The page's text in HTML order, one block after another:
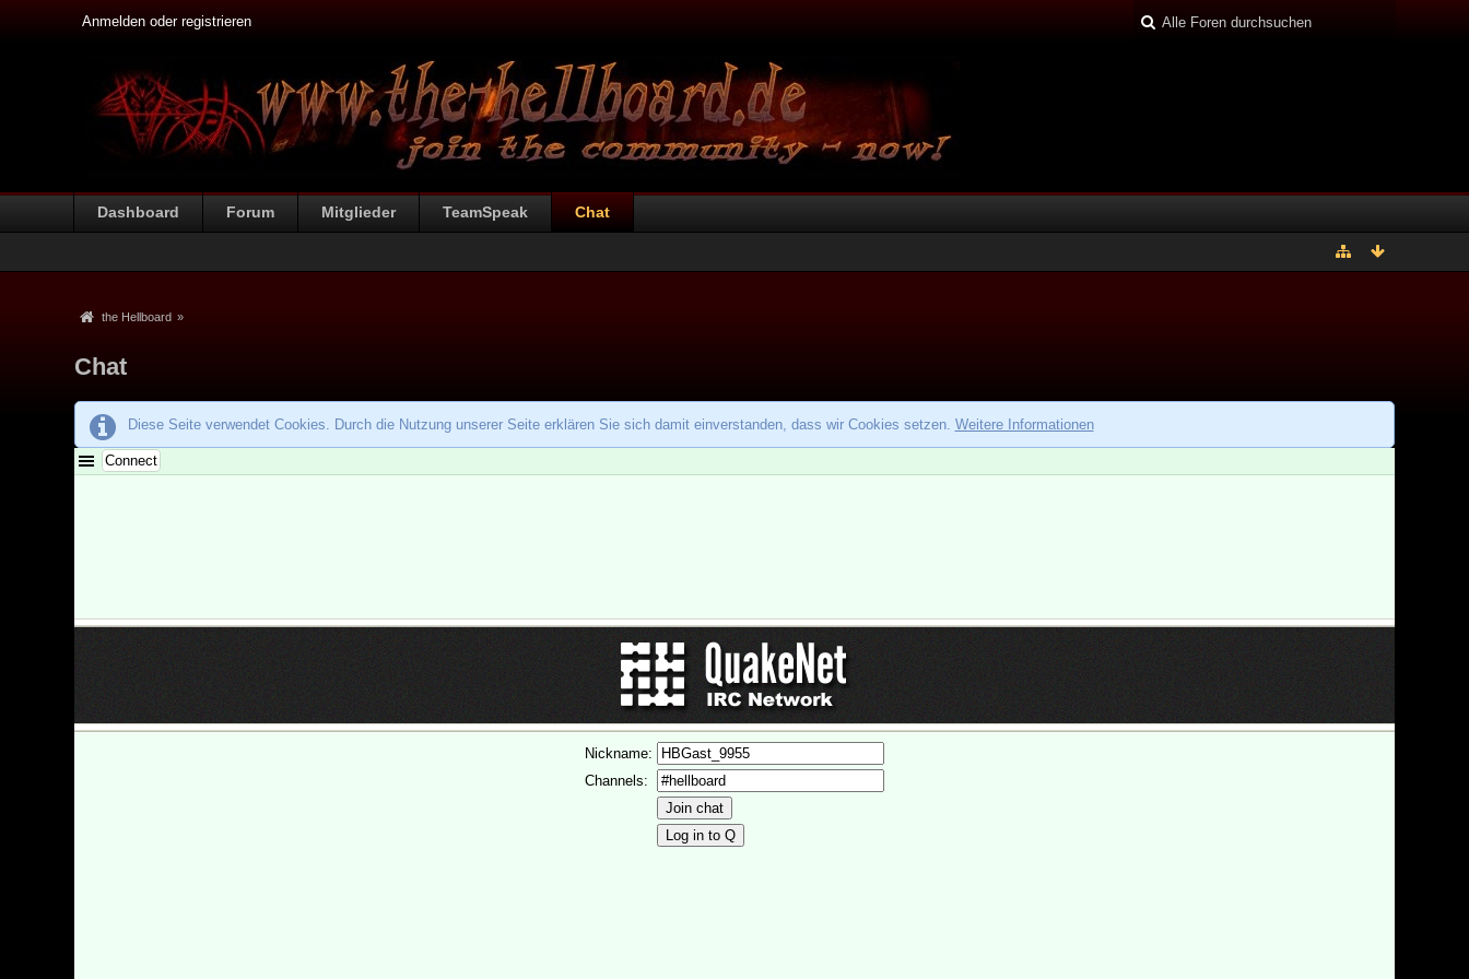
Anmelden oder registrieren
Dashboard Forum Mitglieder TeamSpeak Chat
the Hellboard »
Chat
Diese Seite verwendet Cookies. Durch die Nutzung unserer Seite erklären Sie sich damit einverstanden, dass wir Cookies setzen. Weitere Informationen